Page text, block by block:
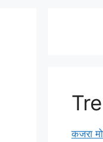
कजरा